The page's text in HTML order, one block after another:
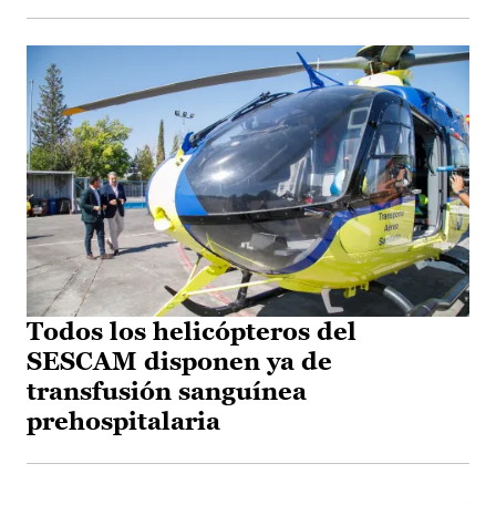
Todos los helicópteros del
SESCAM disponen ya de
transfusión sanguínea
prehospitalaria